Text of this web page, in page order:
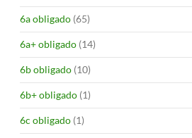
6a obligado (65)
6a+ obligado (14)
6b obligado (10)
6b+ obligado (1)
6c obligado (1)